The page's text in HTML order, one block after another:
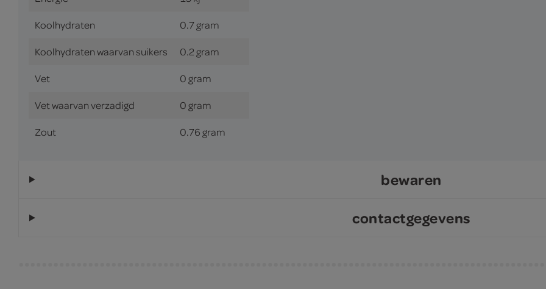
Koolhydraten 0.7 gram
Koolhydraten waarvan suikers 0.2 gram
Vet 0 gram
Vet waarvan verzadigd 0 gram
Zout 0.76 gram
bewaren
contactgegevens